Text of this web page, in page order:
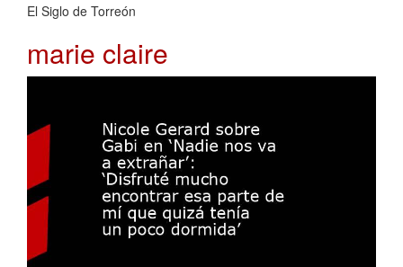
El Siglo de Torreón
marie claire